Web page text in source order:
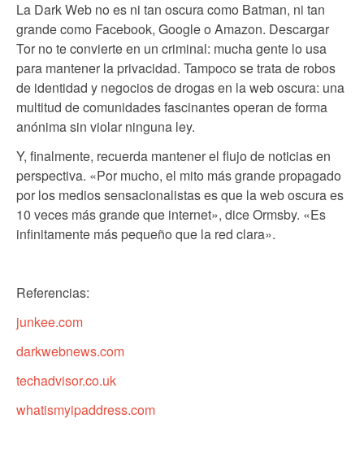
La Dark Web no es ni tan oscura como Batman, ni tan
grande como Facebook, Google o Amazon. Descargar
Tor no te convierte en un criminal: mucha gente lo usa
para mantener la privacidad. Tampoco se trata de robos
de identidad y negocios de drogas en la web oscura: una
multitud de comunidades fascinantes operan de forma
anónima sin violar ninguna ley.
Y, finalmente, recuerda mantener el flujo de noticias en
perspectiva. «Por mucho, el mito más grande propagado
por los medios sensacionalistas es que la web oscura es
10 veces más grande que internet», dice Ormsby. «Es
infinitamente más pequeño que la red clara».
Referencias:
junkee.com
darkwebnews.com
techadvisor.co.uk
whatismyipaddress.com